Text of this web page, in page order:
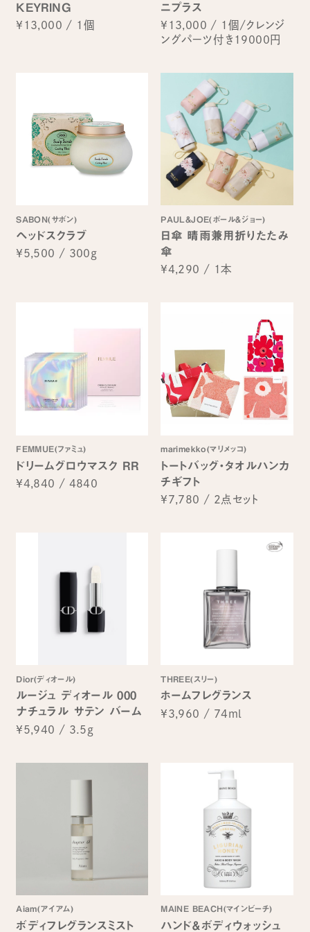
KEYRING
¥13,000 / 1個
ニプラス
¥13,000 / 1個/クレンジ
ングパーツ付き19000円
SABON(サボン)
ヘッドスクラブ
¥5,500 / 300g
PAUL&JOE(ポール＆ジョー)
日傘 晴雨兼用折りたたみ
傘
¥4,290 / 1本
FEMMUE(ファミュ)
ドリームグロウマスク RR
¥4,840 / 4840
marimekko(マリメッコ)
トートバッグ・タオルハンカ
チギフト
¥7,780 / 2点セット
Dior(ディオール)
ルージュ ディオール 000
ナチュラル サテン バーム
¥5,940 / 3.5g
THREE(スリー)
ホームフレグランス
¥3,960 / 74ml
Aiam(アイアム)
ボディフレグランスミスト
MAINE BEACH(マインビーチ)
ハンド＆ボディウォッシュ